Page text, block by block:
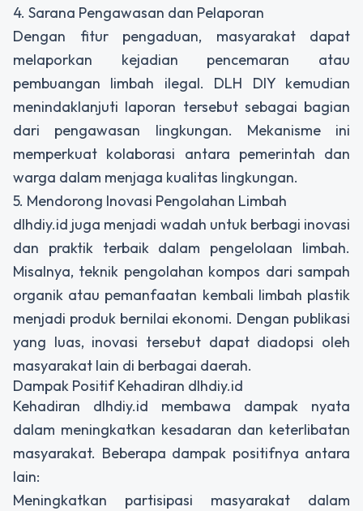
4. Sarana Pengawasan dan Pelaporan
Dengan fitur pengaduan, masyarakat dapat
melaporkan kejadian pencemaran atau
pembuangan limbah ilegal. DLH DIY kemudian
menindaklanjuti laporan tersebut sebagai bagian
dari pengawasan lingkungan. Mekanisme ini
memperkuat kolaborasi antara pemerintah dan
warga dalam menjaga kualitas lingkungan.
5. Mendorong Inovasi Pengolahan Limbah
dlhdiy.id juga menjadi wadah untuk berbagi inovasi
dan praktik terbaik dalam pengelolaan limbah.
Misalnya, teknik pengolahan kompos dari sampah
organik atau pemanfaatan kembali limbah plastik
menjadi produk bernilai ekonomi. Dengan publikasi
yang luas, inovasi tersebut dapat diadopsi oleh
masyarakat lain di berbagai daerah.
Dampak Positif Kehadiran dlhdiy.id
Kehadiran dlhdiy.id membawa dampak nyata
dalam meningkatkan kesadaran dan keterlibatan
masyarakat. Beberapa dampak positifnya antara
lain:
Meningkatkan partisipasi masyarakat dalam